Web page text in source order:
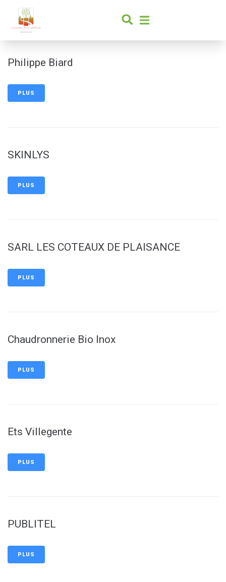
principal
Philippe Biard
PLUS
SKINLYS
PLUS
SARL LES COTEAUX DE PLAISANCE
PLUS
Chaudronnerie Bio Inox
PLUS
Ets Villegente
PLUS
PUBLITEL
PLUS